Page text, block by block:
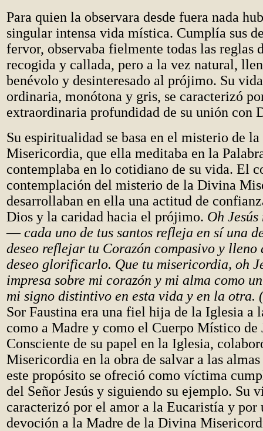
Para quien la observara desde fuera nada
singular intensa vida mística. Cumplía sus
fervor, observaba fielmente todas las reglas
recogida y callada, pero a la vez natural,
benévolo y desinteresado al prójimo. Su
ordinaria, monótona y gris, se caracterizó
extraordinaria profundidad de su unión con
Su espiritualidad se basa en el misterio de
Misericordia, que ella meditaba en la
contemplaba en lo cotidiano de su vida. El
contemplación del misterio de la Divina
desarrollaban en ella una actitud de
Dios y la caridad hacia el prójimo. Oh
—cada uno de tus santos refleja en sí una
deseo reflejar tu Corazón compasivo y lleno
deseo glorificarlo. Que tu misericordia, oh
impresa sobre mi corazón y mi alma como
mi signo distintivo en esta vida y en la otra.
Sor Faustina era una fiel hija de la Iglesia a
como a Madre y como el Cuerpo Místico de
Consciente de su papel en la Iglesia,
Misericordia en la obra de salvar a las
este propósito se ofreció como víctima
del Señor Jesús y siguiendo su ejemplo. Su
caracterizó por el amor a la Eucaristía y por
devoción a la Madre de la Divina